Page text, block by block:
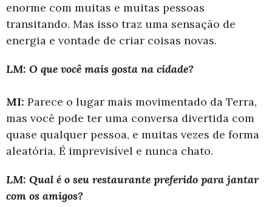
enorme com muitas e muitas pessoas
transitando. Mas isso traz uma sensação de
energia e vontade de criar coisas novas.
LM: O que você mais gosta na cidade?
MI: Parece o lugar mais movimentado da Terra,
mas você pode ter uma conversa divertida com
quase qualquer pessoa, e muitas vezes de forma
aleatória. É imprevisível e nunca chato.
LM: Qual é o seu restaurante preferido para jantar
com os amigos?